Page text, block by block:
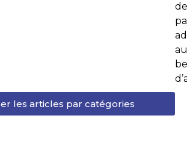
les articles par catégories